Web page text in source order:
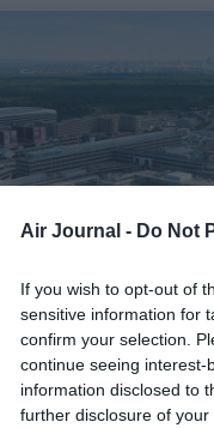
Air Journal - Do Not
If you wish to opt-out of
sensitive information for
confirm your selection.
continue seeing
information disclosed to
further disclosure of your